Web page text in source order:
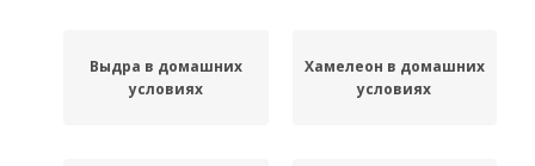
Выдра в домашних
условиях
Хамелеон в домашних
условиях